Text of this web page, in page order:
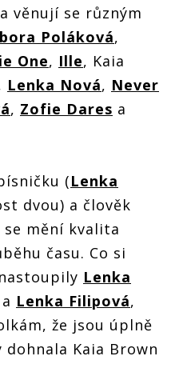
věnují se různým
Poláková,
One, Ille, Kaia
Lenka Nová, Never
, Zofie Dares a
(Lenka
dvou) a člověk
mění kvalita
času. Co si
Lenka
a Lenka Filipová,
že jsou úplně
Kaia Brown